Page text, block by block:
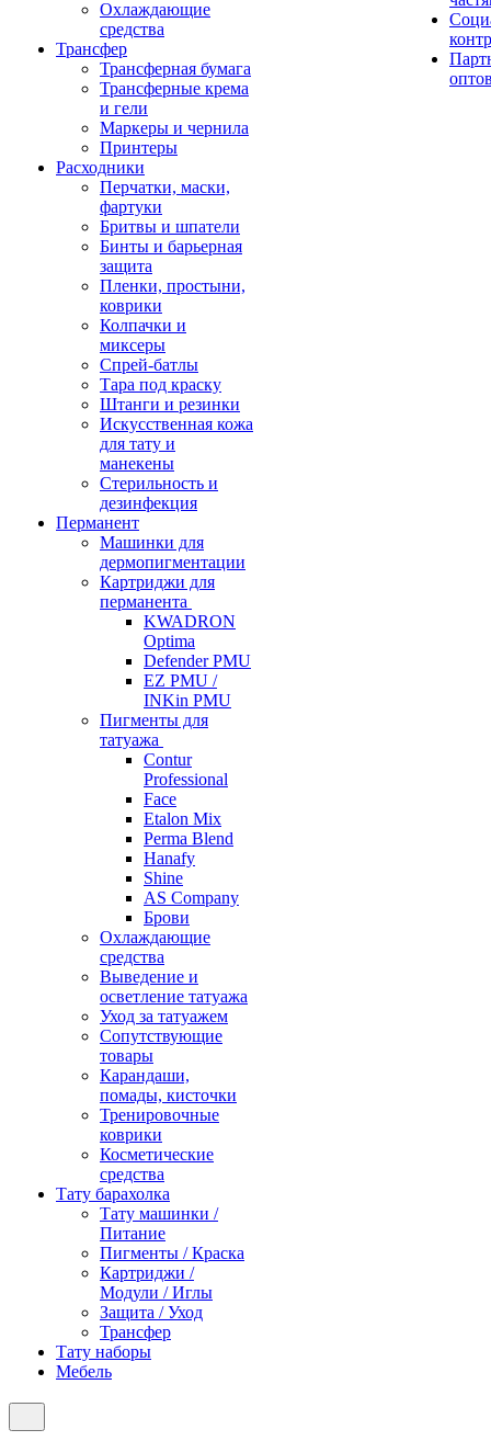
Охлаждающие
средства
Трансфер
Трансферная бумага
Трансферные крема
и гели
Маркеры и чернила
Принтеры
Расходники
Перчатки, маски,
фартуки
Бритвы и шпатели
Бинты и барьерная
защита
Пленки, простыни,
коврики
Колпачки и
миксеры
Спрей-батлы
Тара под краску
Штанги и резинки
Искусственная кожа
для тату и
манекены
Стерильность и
дезинфекция
Перманент
Машинки для
дермопигментации
Картриджи для
перманента
KWADRON
Optima
Defender PMU
EZ PMU /
INKin PMU
Пигменты для
татуажа
Contur
Professional
Face
Etalon Mix
Perma Blend
Hanafy
Shine
AS Company
Брови
Охлаждающие
средства
Выведение и
осветление татуажа
Уход за татуажем
Сопутствующие
товары
Карандаши,
помады, кисточки
Тренировочные
коврики
Косметические
средства
Тату барахолка
Тату машинки /
Питание
Пигменты / Краска
Картриджи /
Модули / Иглы
Защита / Уход
Трансфер
Тату наборы
Мебель